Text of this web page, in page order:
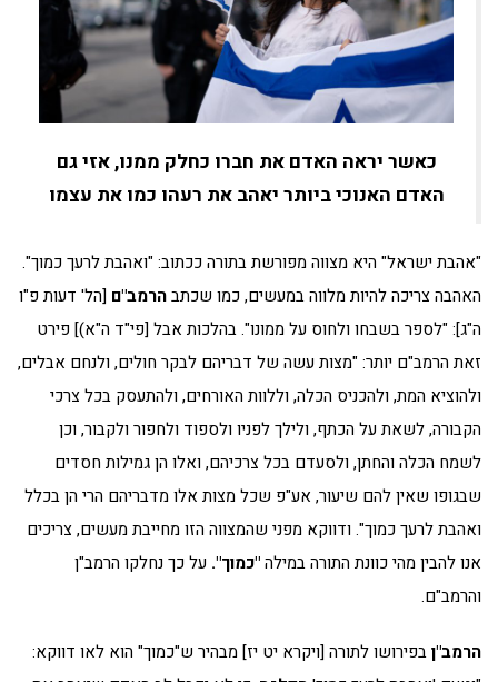
כאשר יראה האדם את חברו כחלק ממנו, אזי גם
האדם האנוכי ביותר יאהב את רעהו כמו את עצמו
"אהבת ישראל" היא מצווה מפורשת בתורה ככתוב: "ואהבת לרעך כמוך".
האהבה צריכה להיות מלווה במעשים, כמו שכתבהרמב"ם [הל' דעות פ"ו
ה"ג]: "לספר בשבחו ולחוס על ממונו". בהלכות אבל [פי"ד ה"א)] פירט
זאת הרמב"ם יותר: "מצות עשה של דבריהם לבקר חולים, ולנחם אבלים,
ולהוציא המת, ולהכניס הכלה, וללוות האורחים, ולהתעסק בכל צרכי
הקבורה, לשאת על הכתף, ולילך לפניו ולספוד ולחפור ולקבור, וכן
לשמח הכלה והחתן, ולסעדם בכל צרכיהם, ואלו הן גמילות חסדים
שבגופו שאין להם שיעור, אע"פ שכל מצות אלו מדבריהם הרי הן בכלל
ואהבת לרעך כמוך". ודווקא מפני שהמצווה הזו מחייבת מעשים, צריכים
אנו להבין מהי כוונת התורה במילה"כמוך". על כך נחלקו הרמב"ן
והרמב"ם.
הרמב"ןבפירושו לתורה [ויקרא יט יז] מבהיר ש"כמוך" הוא לאו דווקא: